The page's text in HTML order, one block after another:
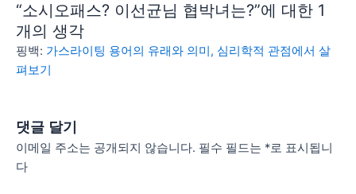
“소시오패스? 이선균님 협박녀는?”에 대한 1
개의 생각
핑백: 가스라이팅 용어의 유래와 의미, 심리학적 관점에서 살
펴보기
댓글 달기
이메일 주소는 공개되지 않습니다. 필수 필드는 *로 표시됩니
다